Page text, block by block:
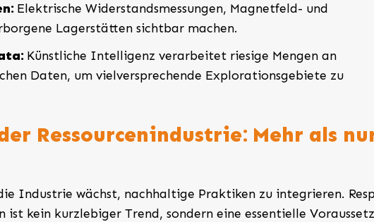
Elektrische Widerstandsmessungen, Magnetfeld- und
Lagerstätten sichtbar machen.
Künstliche Intelligenz verarbeitet riesige Mengen an
Daten, um vielversprechende Explorationsgebiete zu
Ressourcenindustrie: Mehr als
Industrie wächst, nachhaltige Praktiken zu integrieren.
ist kein kurzlebiger Trend, sondern eine essentielle